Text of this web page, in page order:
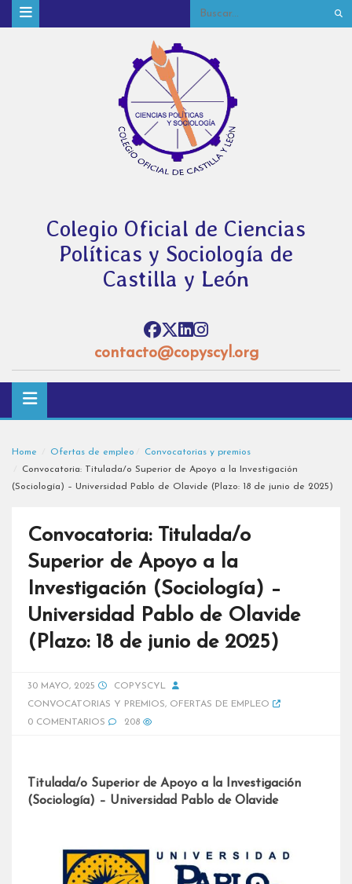
Colegio Oficial de Ciencias
Políticas y Sociología de
Castilla y León
contacto@copyscyl.org
Home Ofertas de empleo
Convocatorias y premios
Convocatoria: Titulada/o Superior de Apoyo a la Investigación
(Sociología) – Universidad Pablo de Olavide (Plazo: 18 de junio de 2025)
Convocatoria: Titulada/o
Superior de Apoyo a la
Investigación (Sociología) –
Universidad Pablo de Olavide
(Plazo: 18 de junio de 2025)
30 MAYO, 2025
COPYSCYL
CONVOCATORIAS Y PREMIOS, OFERTAS DE EMPLEO
0 COMENTARIOS
208
Titulada/o Superior de Apoyo a la Investigación
(Sociología) – Universidad Pablo de Olavide